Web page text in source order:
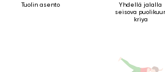
Tuolin asento
Yhdellä jalalla
seisova
kriya